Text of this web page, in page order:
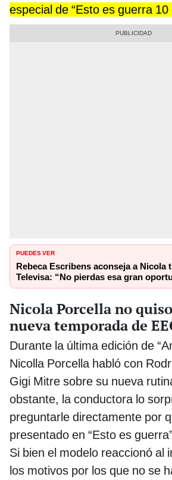
especial de “Esto es guerra 10
PUEDES VER
Rebeca Escribens aconseja a Nicola
Televisa: “No pierdas esa gran
Nicola Porcella no
nueva temporada de
Durante la última edición de
Nicolla Porcella habló con
Gigi Mitre sobre su nueva
obstante, la conductora lo
preguntarle directamente por
presentado en “Esto es
Si bien el modelo reaccionó al
los motivos por los que no se